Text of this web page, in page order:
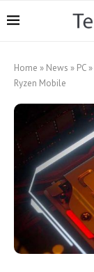
Home » News » PC »
Ryzen Mobile